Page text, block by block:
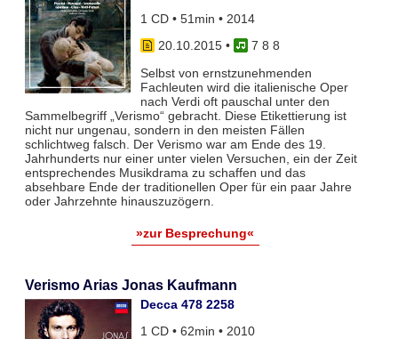
1 CD • 51min • 2014
20.10.2015•
7 8 8
Selbst von ernstzunehmenden
Fachleuten wird die italienische Oper
nach Verdi oft pauschal unter den
Sammelbegriff „Verismo“ gebracht. Diese Etikettierung ist
nicht nur ungenau, sondern in den meisten Fällen
schlichtweg falsch. Der Verismo war am Ende des 19.
Jahrhunderts nur einer unter vielen Versuchen, ein der Zeit
entsprechendes Musikdrama zu schaffen und das
absehbare Ende der traditionellen Oper für ein paar Jahre
oder Jahrzehnte hinauszuzögern.
»zur Besprechung«
Verismo Arias Jonas Kaufmann
Decca 478 2258
1 CD • 62min • 2010